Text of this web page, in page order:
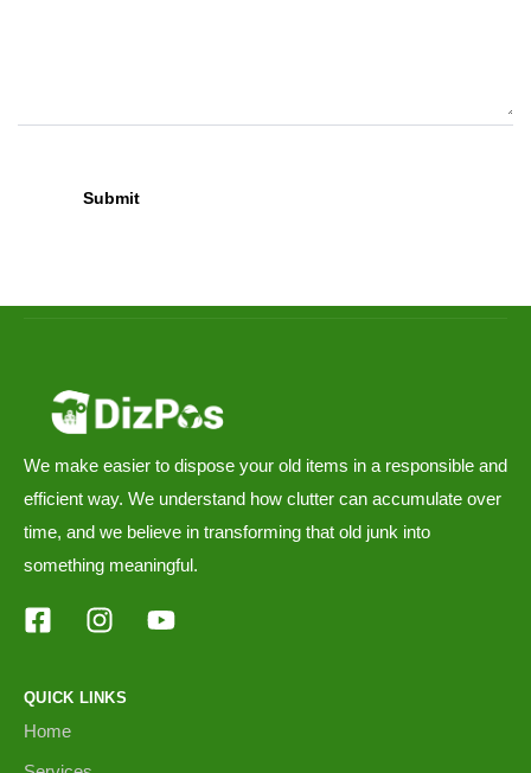
We make easier to dispose your old items in a responsible and
efficient way. We understand how clutter can accumulate over
time, and we believe in transforming that old junk into
something meaningful.
QUICK LINKS
Home